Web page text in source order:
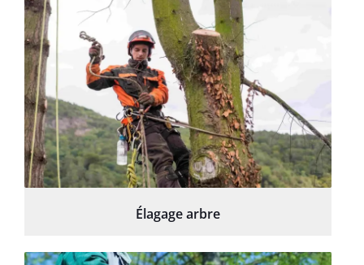
Élagage arbre